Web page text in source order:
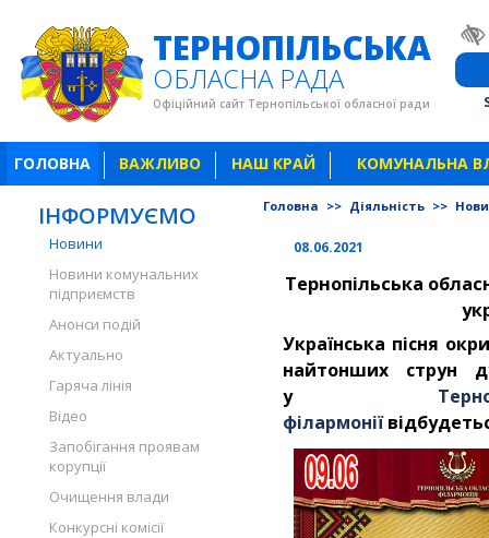
ТЕРНОПІЛЬСЬКА
ОБЛАСНА РАДА
Офіційний сайт Тернопільської обласної ради
ГОЛОВНА ВАЖЛИВО НАШ КРАЙ КОМУНАЛЬНА
ІНФОРМУЄМО
Новини
Новини комунальних
підприємств
Анонси подій
Актуально
Гаряча лінія
Відео
Запобігання проявам
корупції
Очищення влади
Конкурсні комісії
Головна >> Діяльність >>
08.06.2021
Тернопільська
Українська пісня
найтонших струн
у
філармонії